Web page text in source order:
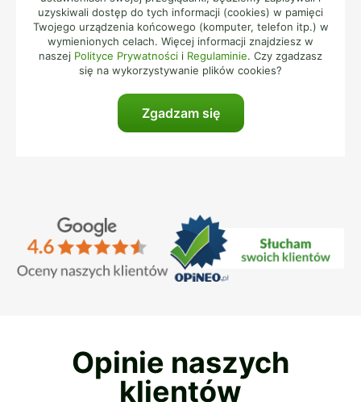
Opinie naszych
klientów